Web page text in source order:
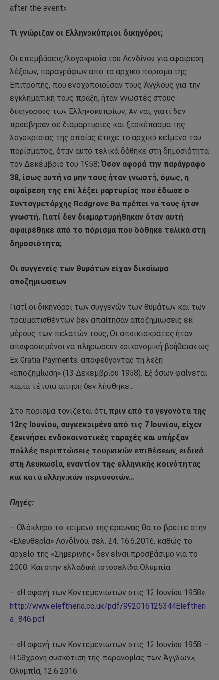
after the event».
Τι γνώριζαν οι Ελληνοκύπριοι δικηγόροι;
Οι επεμβάσεις/λογοκρισία του Λονδίνου για αφαίρεση
λέξεων, παραγράφων από το αρχικό πόρισμα της
Επιτροπής, που ενοχοποιούσαν τους Άγγλους για την
εγκληματική τους πράξη, ήταν γνωστές στους
δικηγόρους των Ελληνοκυπρίων; Aν ναι, γιατί δεν
προέβησαν σε διαμαρτυρίες και ξεσκέπασμα της
λογοκρισίας της οποίας έτυχε το αρχικό κείμενο του
πορίσματος, όταν αυτό τελικά δόθηκε στη δημοσιότητα
τον Δεκέμβριο του 1958;Όσον αφορά την παράγραφο
38, ίσως αυτή να μην τους ήταν γνωστή, όμως, η
αφαίρεση της επί λέξει μαρτυρίας που έδωσε ο
Συνταγματάρχης Redgrave θα πρέπει να τους ήταν
γνωστή. Γιατί δεν διαμαρτυρήθηκαν όταν αυτή
αφαιρέθηκε από το πόρισμα που δόθηκε τελικά στη
δημοσιότητα;
Οι συγγενείς των θυμάτων είχαν δικαίωμα
αποζημιώσεων
Γιατί οι δικηγόροι των συγγενών των θυμάτων και των
τραυματισθέντων δεν απαίτησαν αποζημιώσεις εκ
μέρους των πελατών τους; Οι αποικιοκράτες ήταν
αποφασισμένοι να πληρώσουν «οικονομική βοήθεια» ως
Ex Gratia Payments, αποφεύγοντας τη λέξη
«αποζημίωση» (13 Δεκεμβρίου 1958). Εξ όσων φαίνεται
καμία τέτοια αίτηση δεν λήφθηκε…
Στο πόρισμα τονίζεται ότι, πριν από τα γεγονότα της
12ης Ιουνίου, συγκεκριμένα από τις 7 Ιουνίου, είχαν
ξεκινήσει ενδοκοινοτικές ταραχές και υπήρξαν
πολλές περιπτώσεις τουρκικών επιθέσεων, ειδικά
στη Λευκωσία, εναντίον της ελληνικής κοινότητας
και κατά ελληνικών περιουσιών…
Πηγές:
– Ολόκληρο το κείμενο της έρευνας θα το βρείτε στην
«Ελευθερία» Λονδίνου, σελ. 24, 16.6.2016, καθώς το
αρχείο της «Σημερινής» δεν είναι προσβάσιμο για το
2008. Και στην ελλαδική ιστοσελίδα Ολυμπία.
– «Η σφαγή των Κοντεμενιωτών στις 12 Ιουνίου 1958»:
http://www.eleftheria.co.uk/pdf/992016125344Eleftheri
a_846.pdf
– «Η σφαγή των Κοντεμενιωτών στις 12 Ιουνίου 1958 –
Η 58χρονη συσκότιση της παρανομίας των Άγγλων»,
Ολυμπία, 12.6.2016: